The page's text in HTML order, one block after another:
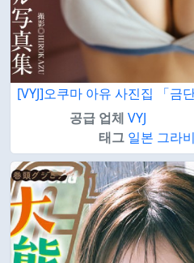
[VYJ]오쿠마 아유 사진집 「금
공급 업체 VYJ
태그 일본 그라